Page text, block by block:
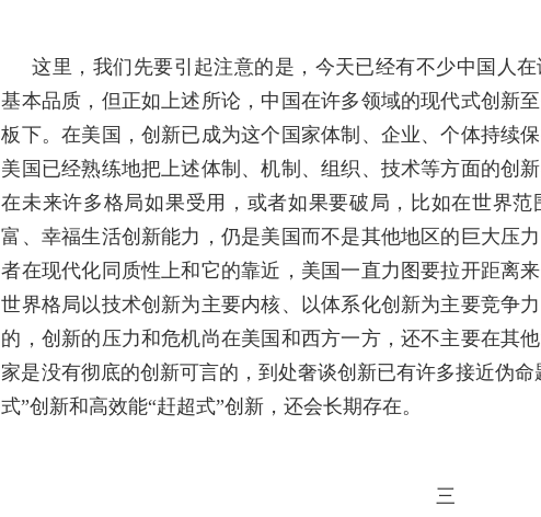
这里，我们先要引起注意的是，今天已经有不少中国人
基本品质，但正如上述所论，中国在许多领域的现代式创新
板下。在美国，创新已成为这个国家体制、企业、个体持续
美国已经熟练地把上述体制、机制、组织、技术等方面的创
在未来许多格局如果受用，或者如果要破局，比如在世界
富、幸福生活创新能力，仍是美国而不是其他地区的巨大压
者在现代化同质性上和它的靠近，美国一直力图要拉开距离
世界格局以技术创新为主要内核、以体系化创新为主要竞争
的，创新的压力和危机尚在美国和西方一方，还不主要在其
家是没有彻底的创新可言的，到处奢谈创新已有许多接近伪
式”创新和高效能“赶超式”创新，还会长期存在。
三